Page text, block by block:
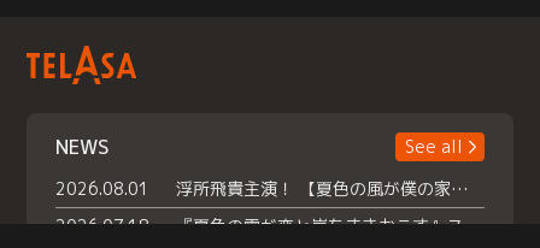
NEWS
See all
2026.08.01
浮所飛貴主演！ 【夏色の風が僕の家にやってきた】 本日よりテラサで独占配信スタート！
2026.07.18
『夏色の雲が恋と嵐をまきおこす』スペシャルメイキング 【Part1】2026年７月18日（土）23時30分～配信スタート！話題のシーンの裏側を大公開！豪華キャスト大集合！ 『武宮家 真夏の家族会議』開催！